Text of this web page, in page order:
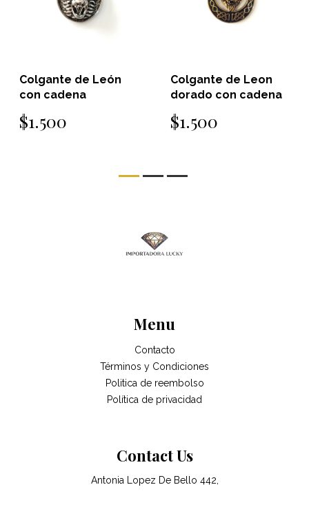
Colgante de Leon
dorado con cadena
$1.500
Colgante de
acero con cadena
$1.500
Menu
Contacto
Términos y Condiciones
Politica de reembolso
Política de privacidad
Contact Us
Antonia Lopez De Bello 442,